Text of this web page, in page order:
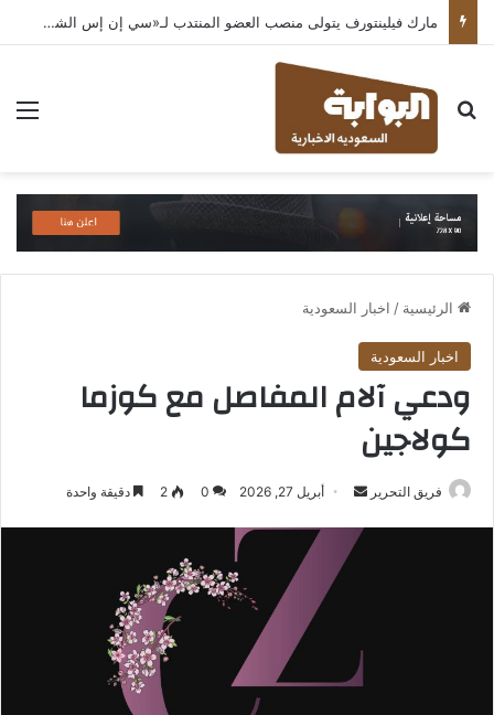
مارك فيلينتورف يتولى منصب العضو المنتدب لـ«سي إن إس الشرق الأوسط» ويشرف على شركات قطاع التكنولوجيا ضمن مجموعة غباش
بحث عن
الرئيسية / اخبار السعودية
اخبار السعودية
ودعي آلام المفاصل مع كوزما
كولاجين
فريق التحرير
أرسل
إلكترونيا
أبريل 27, 2026 0
2 دقيقة واحدة